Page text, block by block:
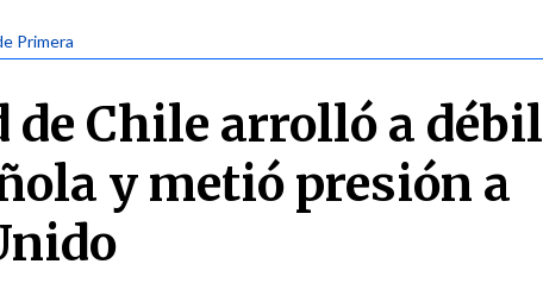
Primera
de Chile arrolló a débil
y metió presión a